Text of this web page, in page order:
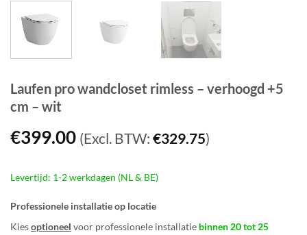
Laufen pro wandcloset rimless – verhoogd +5
cm – wit
€399.00 (Excl. BTW: €329.75)
Levertijd: 1-2 werkdagen (NL & BE)
Professionele installatie op locatie
Kiesoptioneel voor professionele installatie binnen 20 tot 25